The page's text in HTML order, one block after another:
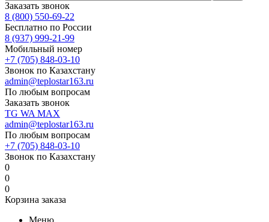
Заказать звонок
8 (800) 550-69-22
Бесплатно по России
8 (937) 999-21-99
Мобильный номер
+7 (705) 848-03-10
Звонок по Казахстану
admin@teplostar163.ru
По любым вопросам
Заказать звонок
TG WA MAX
admin@teplostar163.ru
По любым вопросам
+7 (705) 848-03-10
Звонок по Казахстану
0
0
0
Корзина заказа